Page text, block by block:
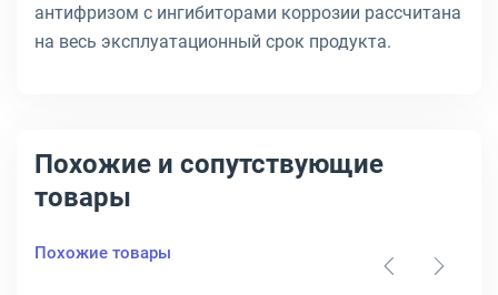
антифризом с ингибиторами коррозии рассчитана
на весь эксплуатационный срок продукта.
Похожие и сопутствующие
товары
Похожие товары